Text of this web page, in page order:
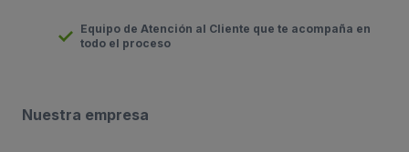
Equipo de Atención al Cliente que te acompaña en
todo el proceso
Nuestra empresa